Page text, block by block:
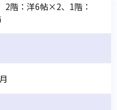
階：洋6帖×2、1階：